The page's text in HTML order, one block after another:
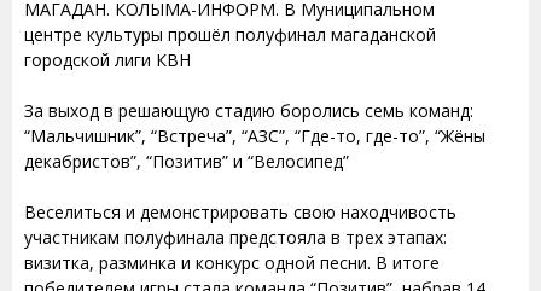
МАГАДАН. КОЛЫМА-ИНФОРМ. В Муниципальном
центре культуры прошёл полуфинал магаданской
городской лиги КВН
За выход в решающую стадию боролись семь команд:
“Мальчишник”, “Встреча”, “АЗС”, “Где-то, где-то”, “Жёны
декабристов”, “Позитив” и “Велосипед”
Веселиться и демонстрировать свою находчивость
участникам полуфинала предстояла в трех этапах:
визитка, разминка и конкурс одной песни. В итоге